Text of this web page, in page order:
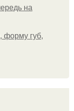
на
форму губ,